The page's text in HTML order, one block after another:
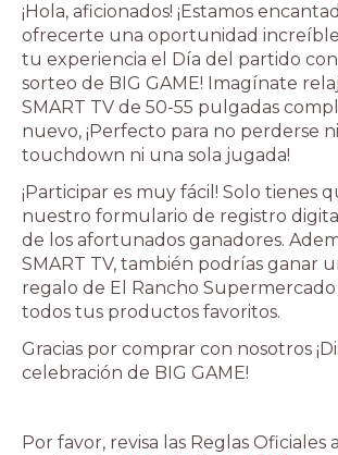
¡Hola, aficionados! ¡Estamos
ofrecerte una oportunidad
tu experiencia el Día del partido
sorteo de BIG GAME! Imagínate
SMART TV de 50-55 pulgadas
nuevo, ¡Perfecto para no perderse
touchdown ni una sola jugada!
¡Participar es muy fácil! Solo tienes
nuestro formulario de registro
de los afortunados ganadores.
SMART TV, también podrías ganar
regalo de El Rancho
todos tus productos favoritos.
Gracias por comprar con nosotros
celebración de BIG GAME!
Por favor, revisa las Reglas Oficiales